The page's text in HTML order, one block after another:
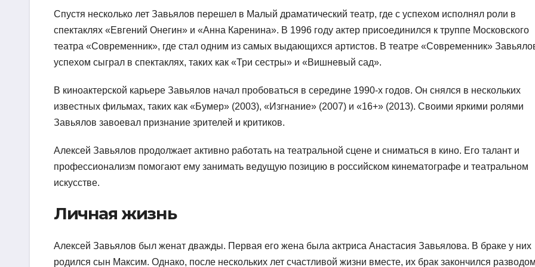
Спустя несколько лет Завьялов перешел в Малый драматический театр, где с успехом исполнял роли в
спектаклях «Евгений Онегин» и «Анна Каренина». В 1996 году актер присоединился к труппе Московского
театра «Современник», где стал одним из самых выдающихся артистов. В театре «Современник»
успехом сыграл в спектаклях, таких как «Три сестры» и «Вишневый сад».
В киноактерской карьере Завьялов начал пробоваться в середине 1990-х годов. Он снялся в нескольких
известных фильмах, таких как «Бумер» (2003), «Изгнание» (2007) и «16+» (2013). Своими яркими ролями
Завьялов завоевал признание зрителей и критиков.
Алексей Завьялов продолжает активно работать на театральной сцене и сниматься в кино. Его талант и
профессионализм помогают ему занимать ведущую позицию в российском кинематографе и театральном
искусстве.
Личная жизнь
Алексей Завьялов был женат дважды. Первая его жена была актриса Анастасия Завьялова. В браке у них
родился сын Максим. Однако, после нескольких лет счастливой жизни вместе, их брак закончился